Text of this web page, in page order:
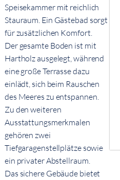
Speisekammer mit reichlich
Stauraum. Ein Gästebad sorgt
für zusätzlichen Komfort.
Der gesamte Boden ist mit
Hartholz ausgelegt, während
eine große Terrasse dazu
einlädt, sich beim Rauschen
des Meeres zu entspannen.
Zu den weiteren
Ausstattungsmerkmalen
gehören zwei
Tiefgaragenstellplätze sowie
ein privater Abstellraum.
Das sichere Gebäude bietet